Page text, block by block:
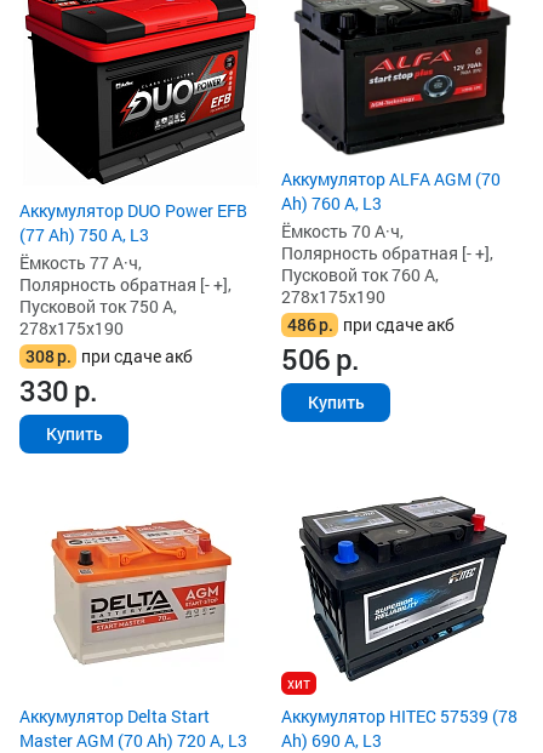
Аккумулятор DUO Power EFB
(77 Ah) 750 А, L3
Ёмкость 77 А·ч,
Полярность обратная [- +],
Пусковой ток 750 А,
278x175x190
308р. при сдаче акб
330р.
Купить
Аккумулятор ALFA AGM (70
Ah) 760 А, L3
Ёмкость 70 А·ч,
Полярность обратная [- +],
Пусковой ток 760 А,
278x175x190
486р. при сдаче акб
506р.
Купить
Аккумулятор Delta Start
Master AGM (70 Ah) 720 А, L3
хит
Аккумулятор HITEC 57539 (78
Ah) 690 А, L3